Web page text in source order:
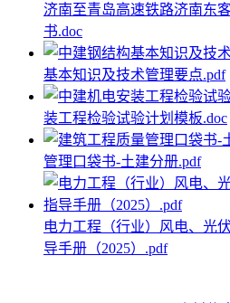
济南至青岛高速铁路济南东
书.doc
基本知识及技术管理要点.pdf
装工程检验试验计划模板.doc
管理口袋书-土建分册.pdf
电力工程（行业）风电、光
导手册（2025）.pdf